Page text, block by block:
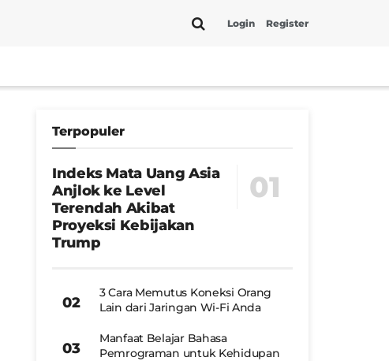
Login Register
Terpopuler
Indeks Mata Uang Asia
Anjlok ke Level
Terendah Akibat
Proyeksi Kebijakan
Trump
3 Cara Memutus Koneksi Orang
Lain dari Jaringan Wi-Fi Anda
Manfaat Belajar Bahasa
Pemrograman untuk Kehidupan